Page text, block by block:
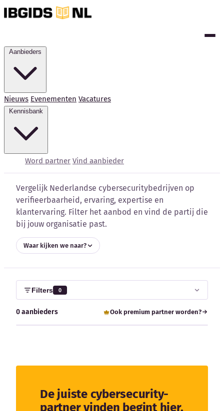
Nieuws Evenementen Vacatures
Word partner Vind aanbieder
Kennisbank
Blog
Externe bronnen
Auteurs
vergelijken
Vergelijk Nederlandse cybersecuritybedrijven op
verifieerbaarheid, ervaring, expertise en
klantervaring. Filter het aanbod en vind de partij die
bij jouw organisatie past.
Waar kijken we naar?
Filters 0
0 aanbieders Ook premium partner worden?
De juiste cybersecurity-
partner vinden begint hier.